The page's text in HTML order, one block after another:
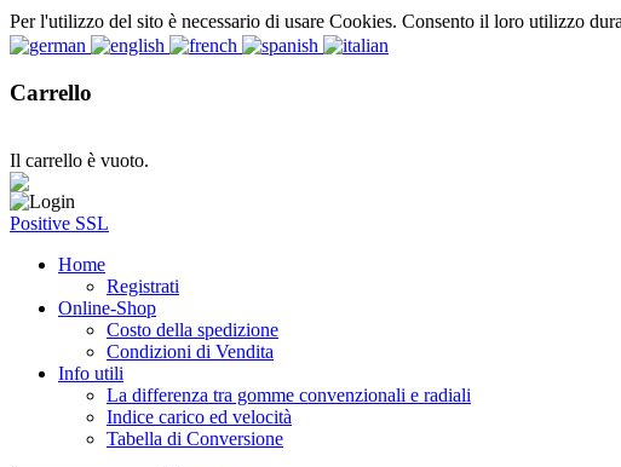
Per l'utilizzo del sito è necessario di usare Cookies. Consento il loro utilizzo
Carrello
Il carrello è vuoto.
Positive SSL
Home
Registrati
Online-Shop
Costo della spedizione
Condizioni di Vendita
Info utili
La differenza tra gomme convenzionali e radiali
Indice carico ed velocità
Tabella di Conversione